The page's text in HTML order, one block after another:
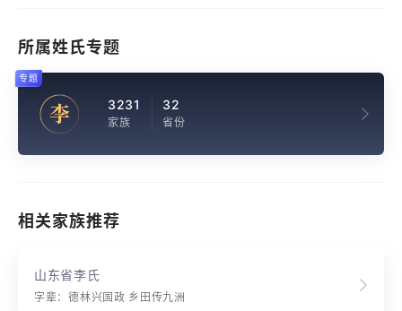
所属姓氏专题
李 3231
家族
32
省份
专题
相关家族推荐
山东省李氏
字辈：德林兴国政 乡田传九洲